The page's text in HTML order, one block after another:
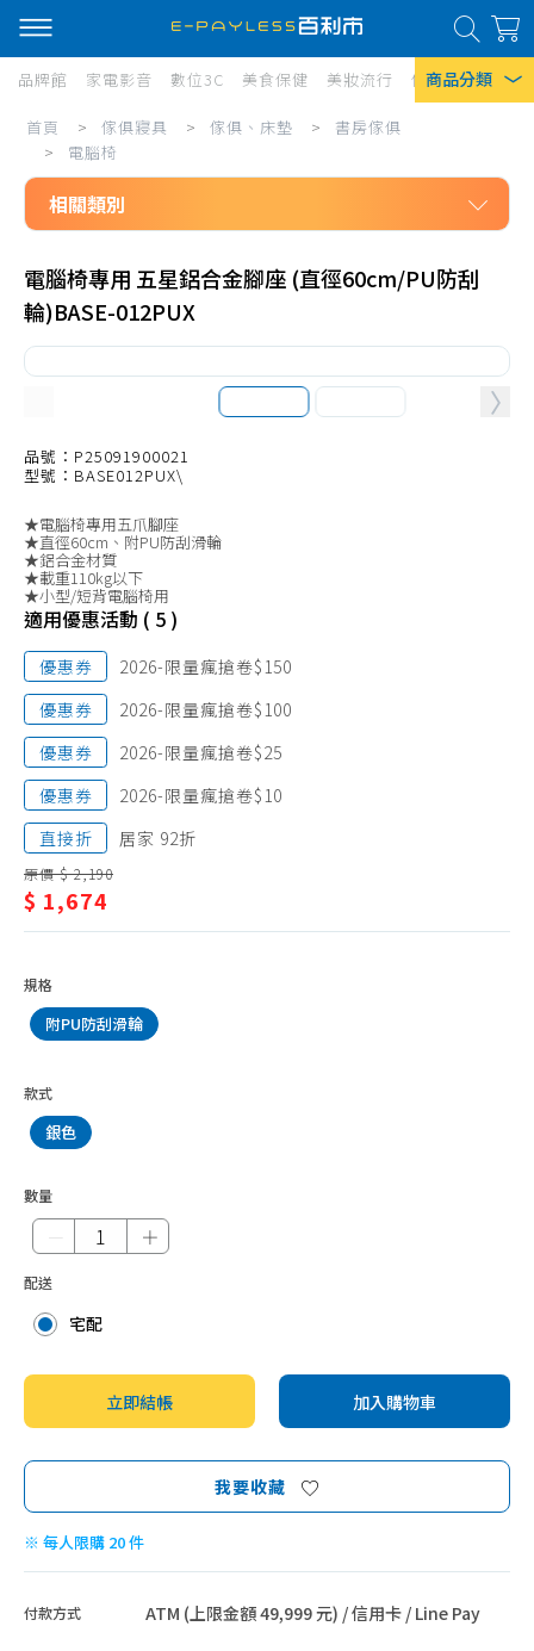
商品分類
熱門搜尋
風扇
口罩
除濕機
衛生紙
品牌館 家電影音 數位3C 美食保健 美妝流行 傢俱寢具 居
傢
寢
具/
傢
俱、
床
房
傢
俱/
電
腦
椅
首頁 > 傢俱寢具 > 傢俱、床墊 >
書房傢俱
>
電腦椅
相關類別
傢俱、床墊
書桌、書房組
書櫃
電腦椅
電腦椅專用 五星鋁合金腳座 (直徑60cm/PU防刮
輪)BASE-012PUX
品號：P25091900021
型號：BASE012PUX\
★電腦椅專用五爪腳座
★直徑60cm、附PU防刮滑輪
★鋁合金材質
★載重110kg以下
★小型/短背電腦椅用
適用優惠活動 ( 5 )
優惠券
2026-限量瘋搶卷$150
優惠券
2026-限量瘋搶卷$100
優惠券
2026-限量瘋搶卷$25
優惠券
2026-限量瘋搶卷$10
直接折
居家 92折
原價 $ 2,190
$ 1,674
規格
附PU防刮滑輪
款式
銀色
數量
＋
配送
宅配
立即結帳 加入購物車
我要收藏
※ 每人限購 20 件
付款方式 ATM (上限金額 49,999 元) / 信用卡 / Line Pay